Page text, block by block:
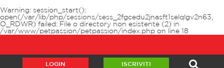
Warning: session_start():
open(/var/lib/php/sessions/sess_2fgcedu2jnasft1selqlgv2n63,
O_RDWR) failed: File o directory non esistente (2) in
/var/www/petpassion/petpassion/index.php on line 18
LOGIN ISCRIVITI